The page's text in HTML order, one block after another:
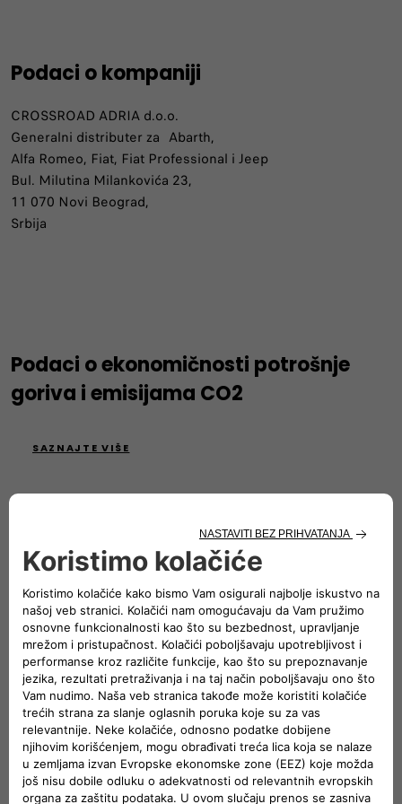
Podaci o kompaniji
CROSSROAD ADRIA d.o.o.
Generalni distributer za Abarth,
Alfa Romeo, Fiat, Fiat Professional i Jeep
Bul. Milutina Milankovića 23,
11 070 Novi Beograd,
Srbija
Podaci o ekonomičnosti potrošnje
goriva i emisijama CO2
SAZNAJTE VIŠE
Socijalne mreže
POSVEĆEN TIM KOJI ĆE VAM PRUŽITI
PODRŠKU
Naša korisnička služba će vam pružiti asistenciju i sve
potrebne informacije.
Fiat možete pozvati besplatno putem telefonskog broja 0
800 3428 00 iz većine mreža operatera fiksne i mobilne
telefonije. U slučaju poziva iz inostranstva na raspolaganju